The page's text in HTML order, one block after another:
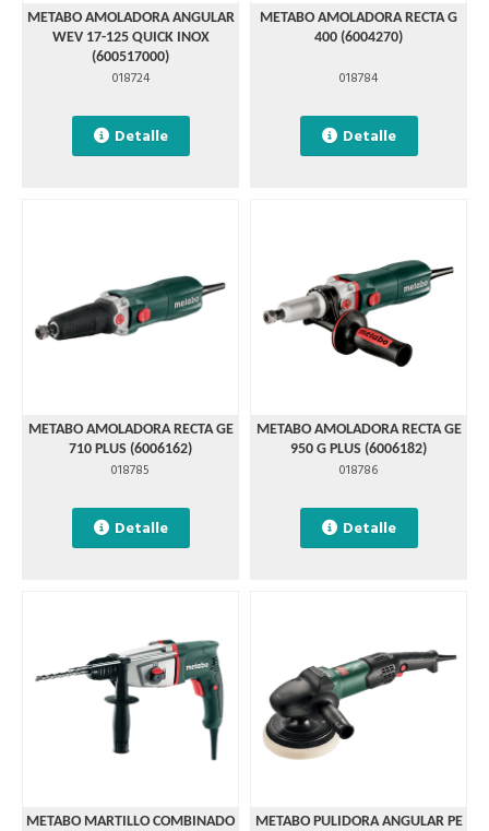
METABO AMOLADORA ANGULAR
WEV 17-125 QUICK INOX
(600517000)
018724
Detalle
METABO AMOLADORA RECTA G
400 (6004270)
018784
Detalle
METABO AMOLADORA RECTA GE
710 PLUS (6006162)
018785
Detalle
METABO AMOLADORA RECTA GE
950 G PLUS (6006182)
018786
Detalle
METABO MARTILLO COMBINADO
METABO PULIDORA ANGULAR PE